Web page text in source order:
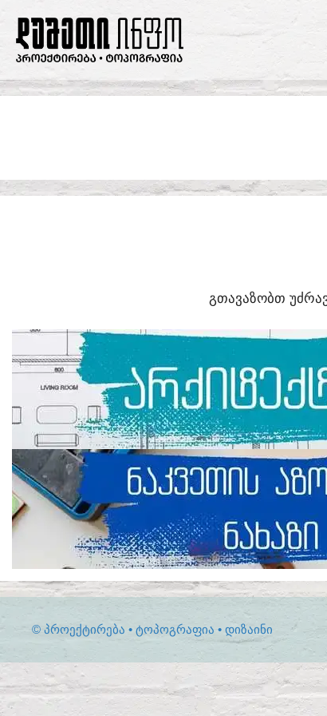
CONTENT
ᲒᲗᲐᲕᲐᲖᲝᲑᲗ
© ᲞᲠᲝᲔᲥᲢᲘᲠᲔᲑᲐ • ᲢᲝᲞᲝᲒᲠᲐᲤᲘᲐ • ᲓᲘᲖᲐᲘᲜᲘ